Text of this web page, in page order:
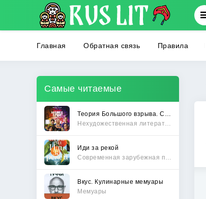
Главная Обратная связь Правила
Самые читаемые
Иди за рекой
Вкус. Кулинарные мемуары
Мемуары